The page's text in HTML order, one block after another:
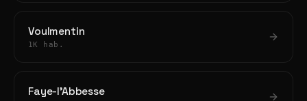
Voulmentin
1K hab.
Faye-l'Abbesse